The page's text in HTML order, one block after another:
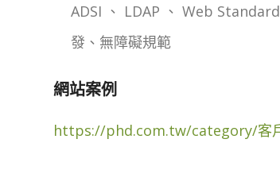
ADSI 、 LDAP 、 Web
發、無障礙規範
網站案例
https://phd.com.tw/category/客